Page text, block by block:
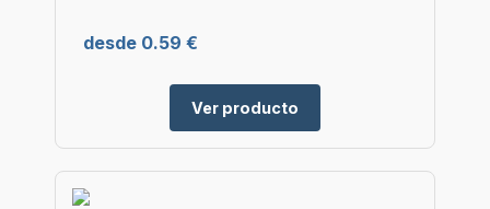
desde 0.59 €
Ver producto